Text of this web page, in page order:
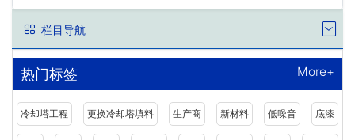
栏目导航
热门标签 More+
冷却塔工程 更换冷却塔填料 生产商 新材料 低噪音 底漆